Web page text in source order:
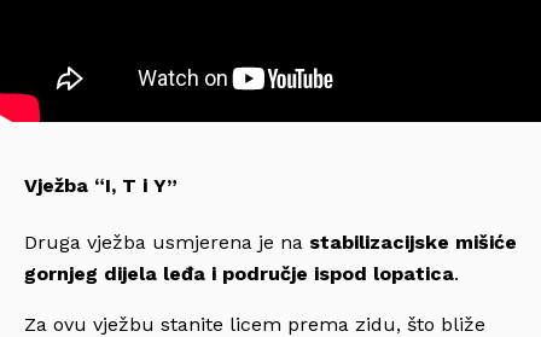
Vježba “I, T i Y”
Druga vježba usmjerena je na stabilizacijske mišiće
gornjeg dijela leđa i područje ispod lopatica.
Za ovu vježbu stanite licem prema zidu, što bliže